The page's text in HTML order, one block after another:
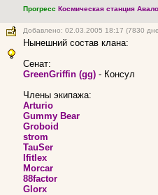
Прогресс Космическая станция
Добавлено: 02.03.2005 18:17 (7830
Нынешний состав клана:
Сенат:
GreenGriffin (gg) - Консул
Члены экипажа:
Arturio
Gummy Bear
Groboid
strom
TauSer
Ifitlex
Morcar
88factor
Glorx